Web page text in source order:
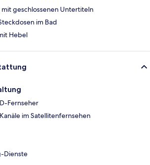
mit geschlossenen Untertiteln
im Bad
Hebel
Fernseher
im Satellitenfernsehen
Dienste